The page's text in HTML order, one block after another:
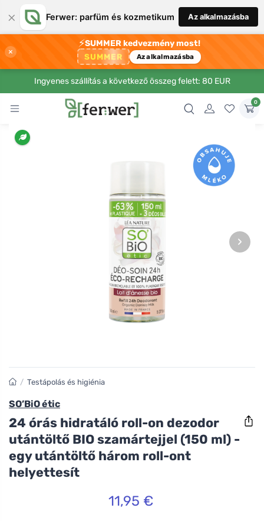
× Ferwer: parfüm és kozmetikum Az alkalmazásba
×
⚡SUMMER kedvezmény most!
SUMMER Az alkalmazásba
Ingyenes szállítás a következő összeg felett: 80 EUR
0
›
/ Testápolás és higiénia
SO’BiO étic
24 órás hidratáló roll-on dezodor
utántöltő BIO szamártejjel (150 ml) -
egy utántöltő három roll-ont
helyettesít
11,95 €